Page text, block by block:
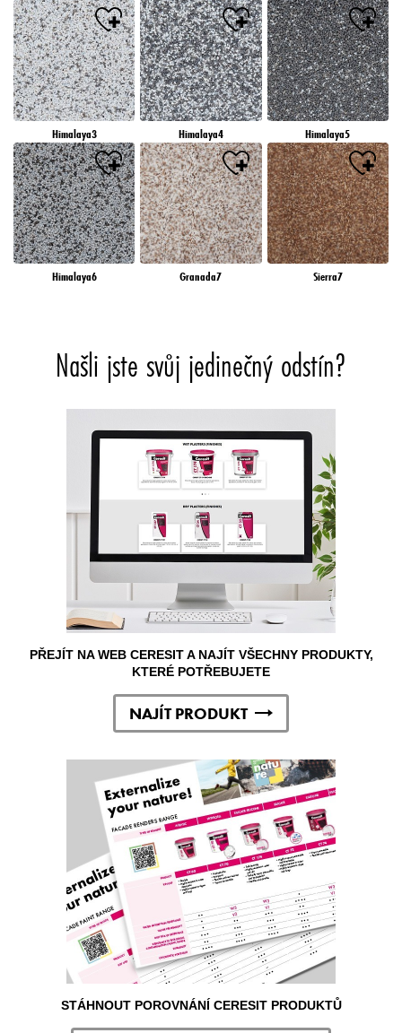
Himalaya3 Himalaya4 Himalaya5
Himalaya6 Granada7 Sierra7
Našli jste svůj jedinečný odstín?
PŘEJÍT NA WEB CERESIT A NAJÍT VŠECHNY PRODUKTY,
KTERÉ POTŘEBUJETE
NAJÍT PRODUKT
STÁHNOUT POROVNÁNÍ CERESIT PRODUKTŮ